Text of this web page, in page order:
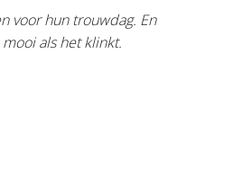
voor hun trouwdag. En
als het klinkt.